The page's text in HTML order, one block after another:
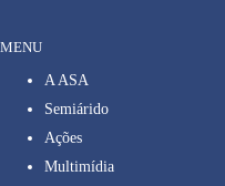
MENU
A ASA
Semiárido
Ações
Multimídia